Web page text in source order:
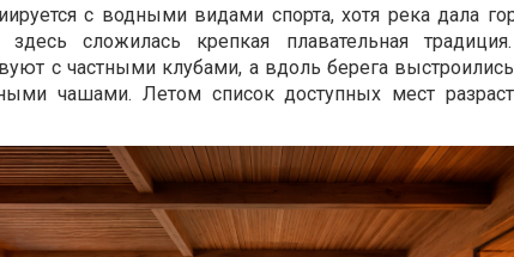
с водными видами спорта, хотя река дала
сложилась крепкая плавательная традиция.
с частными клубами, а вдоль берега
чашами. Летом список доступных мест